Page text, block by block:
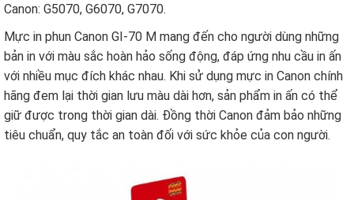
Canon: G5070, G6070, G7070.
Mực in phun Canon GI-70 M mang đến cho người dùng những
bản in với màu sắc hoàn hảo sống động, đáp ứng nhu cầu in ấn
với nhiều mục đích khác nhau. Khi sử dụng mực in Canon chính
hãng đem lại thời gian lưu màu dài hơn, sản phẩm in ấn có thể
giữ được trong thời gian dài. Đồng thời Canon đảm bảo những
tiêu chuẩn, quy tắc an toàn đối với sức khỏe của con người.